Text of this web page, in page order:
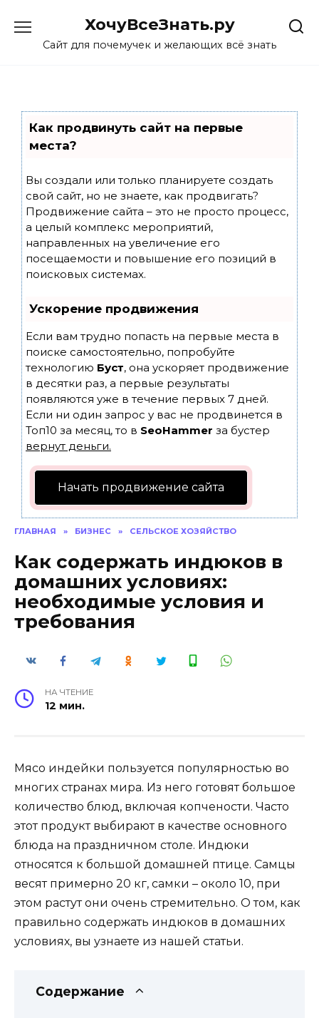
content
ХочуВсеЗнать.ру
Сайт для почемучек и желающих всё знать
Как продвинуть сайт на первые
места?
Вы создали или только планируете создать
свой сайт, но не знаете, как продвигать?
Продвижение сайта – это не просто процесс,
а целый комплекс мероприятий,
направленных на увеличение его
посещаемости и повышение его позиций в
поисковых системах.
Ускорение продвижения
Если вам трудно попасть на первые места в
поиске самостоятельно, попробуйте
технологию Буст, она ускоряет продвижение
в десятки раз, а первые результаты
появляются уже в течение первых 7 дней.
Если ни один запрос у вас не продвинется в
Топ10 за месяц, то в SeoHammer за бустер
вернут деньги.
Начать продвижение сайта
ГЛАВНАЯ » БИЗНЕС » СЕЛЬСКОЕ ХОЗЯЙСТВО
Как содержать индюков в
домашних условиях:
необходимые условия и
требования
НА ЧТЕНИЕ
12 мин.
Мясо индейки пользуется популярностью во
многих странах мира. Из него готовят большое
количество блюд, включая копчености. Часто
этот продукт выбирают в качестве основного
блюда на праздничном столе. Индюки
относятся к большой домашней птице. Самцы
весят примерно 20 кг, самки – около 10, при
этом растут они очень стремительно. О том, как
правильно содержать индюков в домашних
условиях, вы узнаете из нашей статьи.
Содержание